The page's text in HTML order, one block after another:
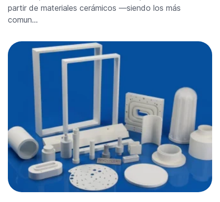
partir de materiales cerámicos —siendo los más
comun…